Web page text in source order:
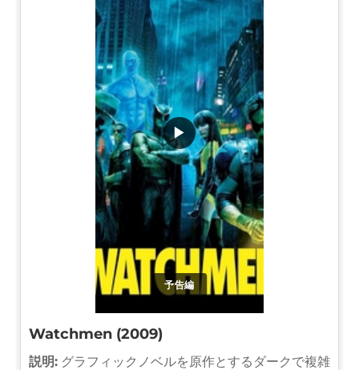
予告編
▶
Watchmen (2009)
説明: グラフィックノベルを原作とするダークで複雑